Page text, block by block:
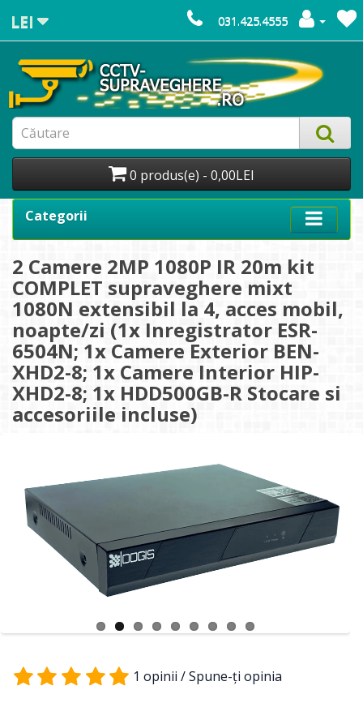
LEI 031.425.4555
0 produs(e) - 0,00LEI
Categorii
2 Camere 2MP 1080P IR 20m kit
COMPLET supraveghere mixt
1080N extensibil la 4, acces mobil,
noapte/zi (1x Inregistrator ESR-
6504N; 1x Camere Exterior BEN-
XHD2-8; 1x Camere Interior HIP-
XHD2-8; 1x HDD500GB-R Stocare si
accesoriile incluse)
1 opinii /Spune-ţi opinia